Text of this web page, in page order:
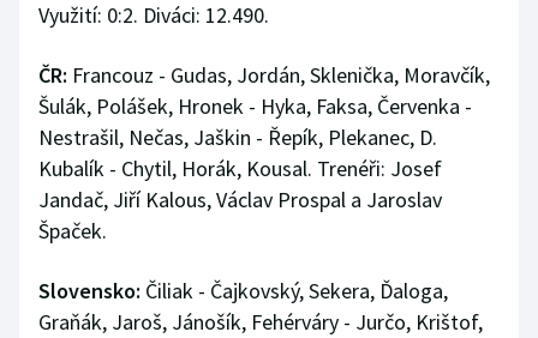
Využití: 0:2. Diváci: 12.490.
ČR: Francouz - Gudas, Jordán, Sklenička, Moravčík,
Šulák, Polášek, Hronek - Hyka, Faksa, Červenka -
Nestrašil, Nečas, Jaškin - Řepík, Plekanec, D.
Kubalík - Chytil, Horák, Kousal. Trenéři: Josef
Jandač, Jiří Kalous, Václav Prospal a Jaroslav
Špaček.
Slovensko: Čiliak - Čajkovský, Sekera, Ďaloga,
Graňák, Jaroš, Jánošík, Fehérváry - Jurčo, Krištof,